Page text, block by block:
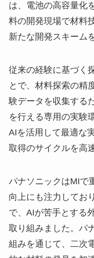
は、電池の高容量化
料の開発現場で材料
新たな開発スキーム
従来の経験に基づく
とで、材料探索の精
験データを収集する
を行える専用の実験
AIを活用して最適な
取得のサイクルを高
パナソニックはMIで
向上にも注力してお
で、AIが苦手とする
取り組みました。パ
組みを通じて、二次